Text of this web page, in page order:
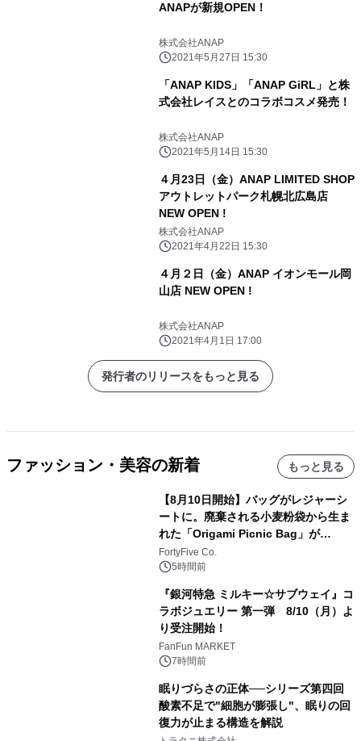
ANAPが新規OPEN！
株式会社ANAP
2021年5月27日 15:30
「ANAP KIDS」「ANAP GiRL」と株
式会社レイスとのコラボコスメ発売！
株式会社ANAP
2021年5月14日 15:30
４月23日（金）ANAP LIMITED SHOP
アウトレットパーク札幌北広島店
NEW OPEN !
株式会社ANAP
2021年4月22日 15:30
４月２日（金）ANAP イオンモール岡
山店 NEW OPEN !
株式会社ANAP
2021年4月1日 17:00
発行者のリリースをもっと見る
ファッション・美容の新着 もっと見る
【8月10日開始】バッグがレジャーシ
ートに。廃棄される小麦粉袋から生ま
れた「Origami Picnic Bag」が
Makuakeに登場
FortyFive Co.
5時間前
『銀河特急 ミルキー☆サブウェイ』コ
ラボジュエリー 第一弾 8/10（月）よ
り受注開始！
FanFun MARKET
7時間前
眠りづらさの正体──シリーズ第四回
酸素不足で"細胞が膨張し"、眠りの回
復力が止まる構造を解説